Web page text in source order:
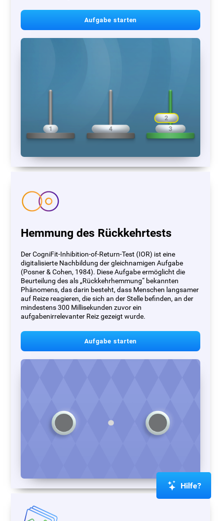
Aufgabe starten
Hemmung des Rückkehrtests
Der CogniFit-Inhibition-of-Return-Test (IOR) ist eine
digitalisierte Nachbildung der gleichnamigen Aufgabe
(Posner & Cohen, 1984). Diese Aufgabe ermöglicht die
Beurteilung des als „Rückkehrhemmung“ bekannten
Phänomens, das darin besteht, dass Menschen langsamer
auf Reize reagieren, die sich an der Stelle befinden, an der
mindestens 300 Millisekunden zuvor ein
aufgabenirrelevanter Reiz gezeigt wurde.
Aufgabe starten
Hilfe?